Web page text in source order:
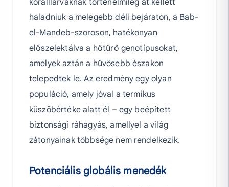
haladniuk a melegebb déli bejáraton, a Bab-
el-Mandeb-szoroson, hatékonyan
előszelektálva a hőtűrő genotípusokat,
amelyek aztán a hűvösebb északon
telepedtek le. Az eredmény egy olyan
populáció, amely jóval a termikus
küszöbértéke alatt él – egy beépített
biztonsági ráhagyás, amellyel a világ
zátonyainak többsége nem rendelkezik.
Potenciális globális menedék